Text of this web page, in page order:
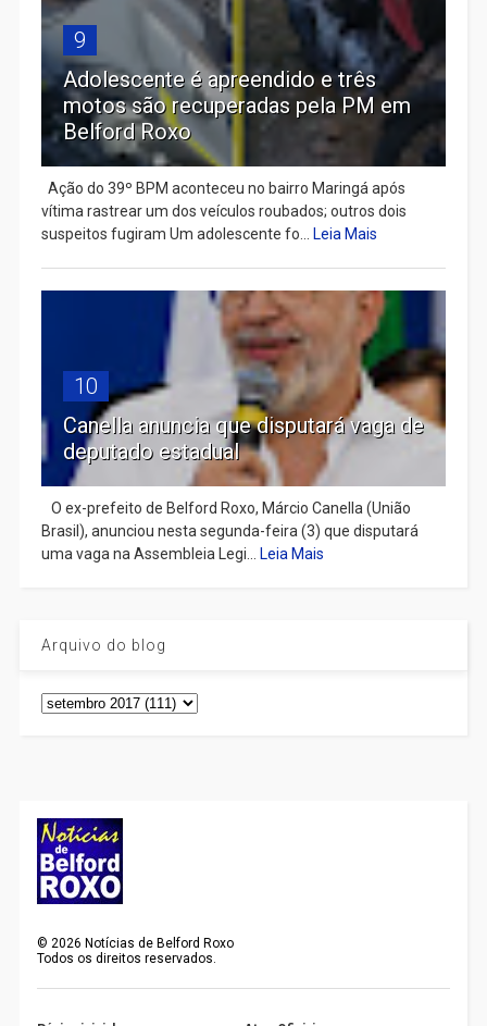
9
Adolescente é apreendido e três
motos são recuperadas pela PM em
Belford Roxo
Ação do 39º BPM aconteceu no bairro Maringá após
vítima rastrear um dos veículos roubados; outros dois
suspeitos fugiram Um adolescente fo... Leia Mais
10
Canella anuncia que disputará vaga de
deputado estadual
​ O ex-prefeito de Belford Roxo, Márcio Canella (União
Brasil), anunciou nesta segunda-feira (3) que disputará
uma vaga na Assembleia Legi... Leia Mais
Arquivo do blog
©2026 Notícias de Belford Roxo
Todos os direitos reservados.